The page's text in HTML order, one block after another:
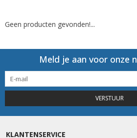
Geen producten gevonden!...
Meld je aan voor onze
VERSTUUR
KLANTENSERVICE